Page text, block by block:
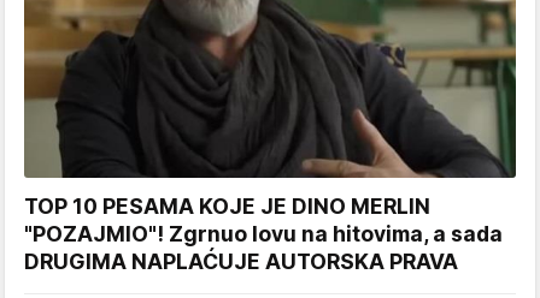
TOP 10 PESAMA KOJE JE DINO MERLIN
"POZAJMIO"! Zgrnuo lovu na hitovima, a sada
DRUGIMA NAPLAĆUJE AUTORSKA PRAVA